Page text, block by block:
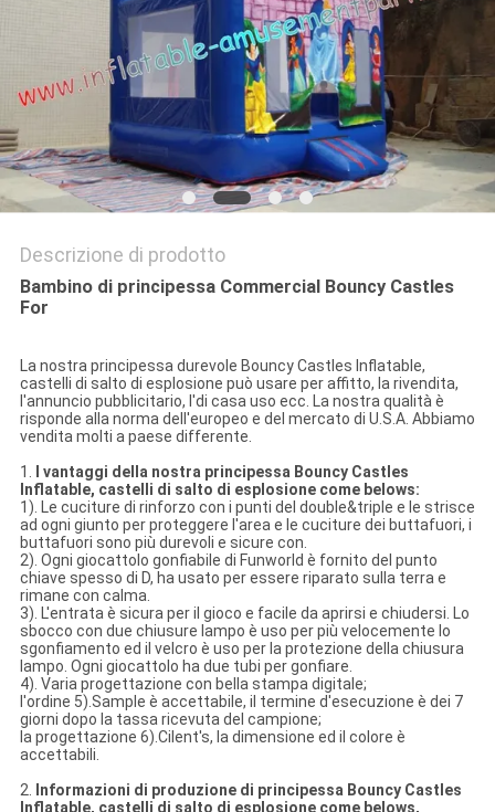
Descrizione di prodotto
Bambino di principessa Commercial Bouncy Castles
For
La nostra principessa durevole Bouncy Castles Inflatable,
castelli di salto di esplosione può usare per affitto, la rivendita,
l'annuncio pubblicitario, l'di casa uso ecc. La nostra qualità è
risponde alla norma dell'europeo e del mercato di U.S.A. Abbiamo
vendita molti a paese differente.
1.
I vantaggi della nostra principessa Bouncy Castles
Inflatable, castelli di salto di esplosione come belows:
1). Le cuciture di rinforzo con i punti del double&triple e le strisce
ad ogni giunto per proteggere l'area e le cuciture dei buttafuori, i
buttafuori sono più durevoli e sicure con.
2). Ogni giocattolo gonfiabile di Funworld è fornito del punto
chiave spesso di D, ha usato per essere riparato sulla terra e
rimane con calma.
3). L'entrata è sicura per il gioco e facile da aprirsi e chiudersi. Lo
sbocco con due chiusure lampo è uso per più velocemente lo
sgonfiamento ed il velcro è uso per la protezione della chiusura
lampo. Ogni giocattolo ha due tubi per gonfiare.
4). Varia progettazione con bella stampa digitale;
l'ordine 5).Sample è accettabile, il termine d'esecuzione è dei 7
giorni dopo la tassa ricevuta del campione;
la progettazione 6).Cilent's, la dimensione ed il colore è
accettabili.
2. Informazioni di produzione di principessa Bouncy Castles
Inflatable, castelli di salto di esplosione come belows,